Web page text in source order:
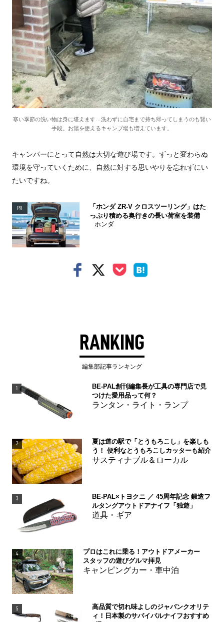
寒い季節の洗い物は身に堪えます…洗わずに自宅まで持ち帰ってしまうのも賢い
手段。お湯を使えるキャンプ場も増えています。
キャンパーにとって自然は大切な遊び場です。ずっと変わらぬ
環境を守っていくために、自然に対する思いやりを忘れずにい
たいですね。
PR
「ホンダ ZR-V クロスツーリング」はた
っぷり積める奥行きの長い荷室を装備
ホンダ
RANKING
編集部記事ランキング
1
BE-PAL創刊編集長が工具の専門店で見
つけた愛用品って何？
ランタン・ライト・ランプ
2
夏は道の駅で「とうもろこし」を楽しも
う！ 便利なとうもろこしカッターも紹介
サスティナブル＆ローカル
3
BE-PAL×トヨクニ ／ 45周年記念 鍛造フ
ルタングアウトドアナイフ「独遊」
道具・ギア
4
プロはこれに乗る！アウトドアメーカー
スタッフの遊びグルマ拝見
キャンピングカー・車中泊
5
高品質で切れ味よしのジャパンクオリテ
ィ！日本製のサバイバルナイフおすすめ